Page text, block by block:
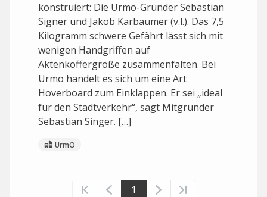
konstruiert: Die Urmo-Gründer Sebastian
Signer und Jakob Karbaumer (v.l.). Das 7,5
Kilogramm schwere Gefährt lässt sich mit
wenigen Handgriffen auf
Aktenkoffergröße zusammenfalten. Bei
Urmo handelt es sich um eine Art
Hoverboard zum Einklappen. Er sei „ideal
für den Stadtverkehr“, sagt Mitgründer
Sebastian Singer. […]
UrmO
1